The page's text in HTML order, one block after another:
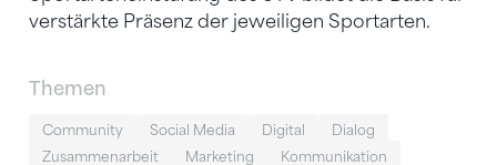
verstärkte Präsenz der jeweiligen Sportarten.
Themen
Community Social Media Digital
Dialog
Zusammenarbeit
Marketing
Kommunikation